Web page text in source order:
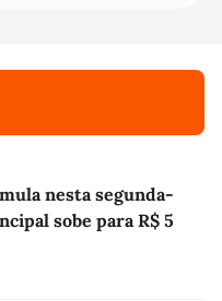
nesta segunda-
sobe para R$ 5